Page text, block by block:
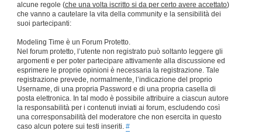
alcune regole (che una volta iscritto si da per certo avere accettato)
che vanno a cautelare la vita della community e la sensibilità dei
suoi partecipanti:
Modeling Time è un Forum Protetto.
Nel forum protetto, l’utente non registrato può soltanto leggere gli
argomenti e per poter partecipare attivamente alla discussione ed
esprimere le proprie opinioni è necessaria la registrazione. Tale
registrazione prevede, normalmente, l’indicazione del proprio
Username, di una propria Password e di una propria casella di
posta elettronica. In tal modo è possibile attribuire a ciascun autore
la responsabilità per i contenuti inviati ai forum, escludendo così
una corresponsabilità del moderatore che non esercita in questo
caso alcun potere sui testi inseriti. #